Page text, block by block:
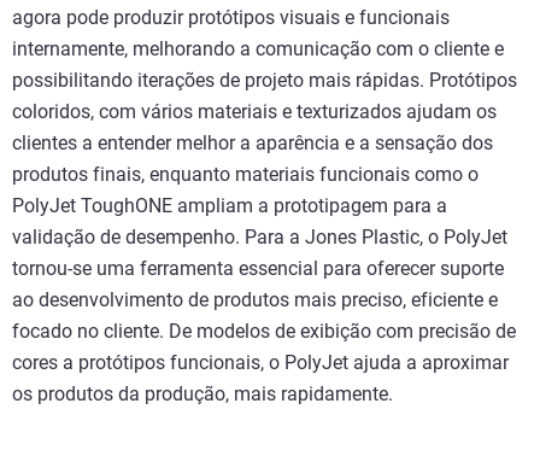
agora pode produzir protótipos visuais e funcionais
internamente, melhorando a comunicação com o cliente e
possibilitando iterações de projeto mais rápidas. Protótipos
coloridos, com vários materiais e texturizados ajudam os
clientes a entender melhor a aparência e a sensação dos
produtos finais, enquanto materiais funcionais como o
PolyJet ToughONE ampliam a prototipagem para a
validação de desempenho. Para a Jones Plastic, o PolyJet
tornou-se uma ferramenta essencial para oferecer suporte
ao desenvolvimento de produtos mais preciso, eficiente e
focado no cliente. De modelos de exibição com precisão de
cores a protótipos funcionais, o PolyJet ajuda a aproximar
os produtos da produção, mais rapidamente.